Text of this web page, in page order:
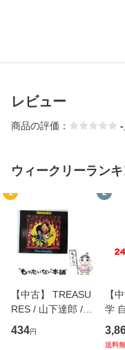
レビュー
商品の評価： -
ウィークリーラン
1
【中古】 TREASU
RES / 山下達郎 /
イーストウエス
ト・ジャパン [CD]
434円
2
【
学
専
ジ
送料